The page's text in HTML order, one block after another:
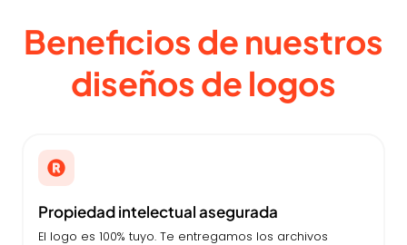
Beneficios de nuestros
diseños de logos
Propiedad intelectual asegurada
El logo es 100% tuyo. Te entregamos los archivos